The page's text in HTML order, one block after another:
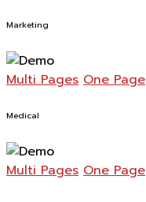
Marketing
Multi Pages One Page
Medical
Multi Pages One Page